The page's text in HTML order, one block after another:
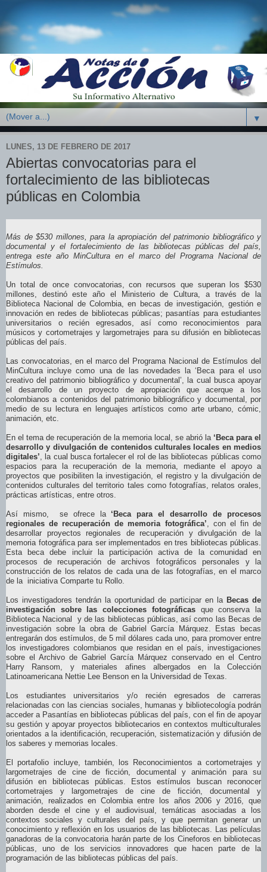
▼
LUNES, 13 DE FEBRERO DE 2017
Abiertas convocatorias para el
fortalecimiento de las bibliotecas
públicas en Colombia
Más de $530 millones, para la apropiación del patrimonio bibliográfico y
documental y el fortalecimiento de las bibliotecas públicas del país,
entrega este año MinCultura en el marco del Programa Nacional de
Estímulos.
Un total de once convocatorias, con recursos que superan los $530
millones, destinó este año el Ministerio de Cultura, a través de la
Biblioteca Nacional de Colombia, en becas de investigación, gestión e
innovación en redes de bibliotecas públicas; pasantías para estudiantes
universitarios o recién egresados, así como reconocimientos para
músicos y cortometrajes y largometrajes para su difusión en bibliotecas
públicas del país.
Las convocatorias, en el marco del Programa Nacional de Estímulos del
MinCultura incluye como una de las novedades la ‘Beca para el uso
creativo del patrimonio bibliográfico y documental’, la cual busca apoyar
el desarrollo de un proyecto de apropiación que acerque a los
colombianos a contenidos del patrimonio bibliográfico y documental, por
medio de su lectura en lenguajes artísticos como arte urbano, cómic,
animación, etc.
En el tema de recuperación de la memoria local, se abrió la ‘Beca para el
desarrollo y divulgación de contenidos culturales locales en medios
digitales’, la cual busca fortalecer el rol de las bibliotecas públicas como
espacios para la recuperación de la memoria, mediante el apoyo a
proyectos que posibiliten la investigación, el registro y la divulgación de
contenidos culturales del territorio tales como fotografías, relatos orales,
prácticas artísticas, entre otros.
Así mismo, se ofrece la‘Beca para el desarrollo de procesos
regionales de recuperación de memoria fotográfica’, con el fin de
desarrollar proyectos regionales de recuperación y divulgación de la
memoria fotográfica para ser implementados en tres bibliotecas públicas.
Esta beca debe incluir la participación activa de la comunidad en
procesos de recuperación de archivos fotográficos personales y la
construcción de los relatos de cada una de las fotografías, en el marco
de la iniciativa Comparte tu Rollo.
Los investigadores tendrán la oportunidad de participar en la Becas de
investigación sobre las colecciones fotográficas que conserva la
Biblioteca Nacional y de las bibliotecas públicas, así como las Becas de
investigación sobre la obra de Gabriel García Márquez. Estas becas
entregarán dos estímulos, de 5 mil dólares cada uno, para promover entre
los investigadores colombianos que residan en el país, investigaciones
sobre el Archivo de Gabriel García Márquez conservado en el Centro
Harry Ransom, y materiales afines albergados en la Colección
Latinoamericana Nettie Lee Benson en la Universidad de Texas.
Los estudiantes universitarios y/o recién egresados de carreras
relacionadas con las ciencias sociales, humanas y bibliotecología podrán
acceder a Pasantías en bibliotecas públicas del país, con el fin de apoyar
su gestión y apoyar proyectos bibliotecarios en contextos multiculturales
orientados a la identificación, recuperación, sistematización y difusión de
los saberes y memorias locales.
El portafolio incluye, también, los Reconocimientos a cortometrajes y
largometrajes de cine de ficción, documental y animación para su
difusión en bibliotecas públicas. Estos estímulos buscan reconocer
cortometrajes y largometrajes de cine de ficción, documental y
animación, realizados en Colombia entre los años 2006 y 2016, que
aborden desde el cine y el audiovisual, temáticas asociadas a los
contextos sociales y culturales del país, y que permitan generar un
conocimiento y reflexión en los usuarios de las bibliotecas. Las películas
ganadoras de la convocatoria harán parte de los Cineforos en bibliotecas
públicas, uno de los servicios innovadores que hacen parte de la
programación de las bibliotecas públicas del país.